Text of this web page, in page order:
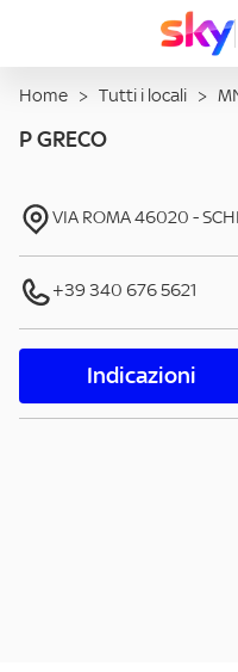
Home > Tutti i locali >
P GRECO
VIA ROMA46020 -
+39 340 676 5621
Indicazioni